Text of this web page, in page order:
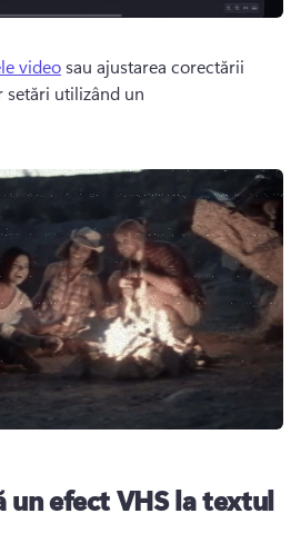
video sau ajustarea corectării
utilizând un
un efect VHS la textul